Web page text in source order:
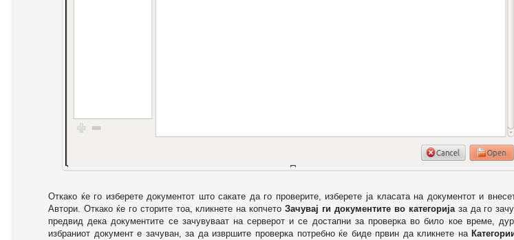
Откако ќе го изберете документот што сакате да го проверите, изберете ја класата на документот и
Автори. Откако ќе го сторите тоа, кликнете на копчетоЗачувај ги документите во категоријаза да го
предвид дека документите се зачувуваат на серверот и се достапни за проверка во било кое време,
избраниот документ е зачуван, за да извршите проверка потребно ќе биде првин да кликнете на